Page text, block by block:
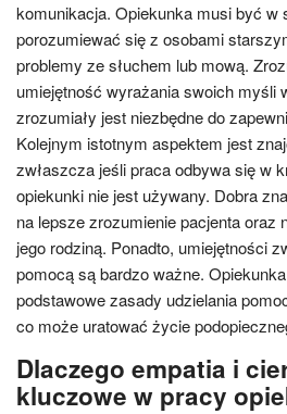
komunikacja. Opiekunka musi być w
porozumiewać się z osobami
problemy ze słuchem lub mową.
umiejętność wyrażania swoich myśli
zrozumiały jest niezbędne do
Kolejnym istotnym aspektem jest
zwłaszcza jeśli praca odbywa się w
opiekunki nie jest używany. Dobra
na lepsze zrozumienie pacjenta oraz
jego rodziną. Ponadto, umiejętności
pomocą są bardzo ważne.
podstawowe zasady udzielania
co może uratować życie
Dlaczego empatia i
kluczowe w pracy